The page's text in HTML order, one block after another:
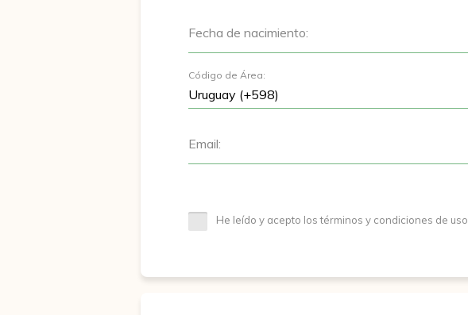
Fecha de nacimiento:
Código de Área:
Email:
He leído y acepto los términos y condiciones de uso